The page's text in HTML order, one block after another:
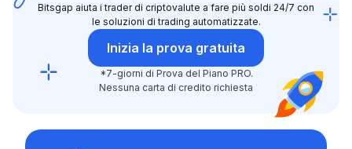
Bitsgap aiuta i trader di criptovalute a fare più soldi 24/7 con
le soluzioni di trading automatizzate.
Inizia la prova gratuita
*7-giorni di Prova del Piano PRO.
Nessuna carta di credito richiesta